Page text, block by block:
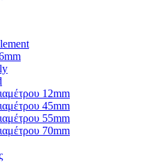
12mm
45mm
55mm
70mm